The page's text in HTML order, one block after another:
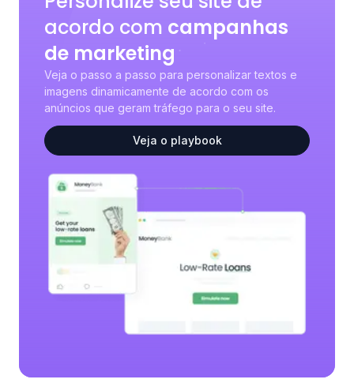
acordo com campanhas
de marketing
Veja o passo a passo para personalizar textos e
imagens dinamicamente de acordo com os
anúncios que geram tráfego para o seu site.
Veja o playbook